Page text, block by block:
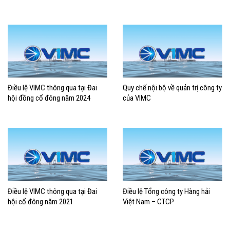
Điều lệ VIMC thông qua tại Đai
hội đồng cổ đông năm 2024
Quy chế nội bộ về quản trị công ty
của VIMC
Điều lệ VIMC thông qua tại Đai
hội cổ đông năm 2021
Điều lệ Tổng công ty Hàng hải
Việt Nam – CTCP